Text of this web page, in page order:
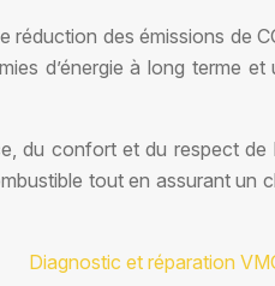
réduction des émissions de
d’énergie à long terme
du confort et du respect de
tout en assurant un
Diagnostic et réparation